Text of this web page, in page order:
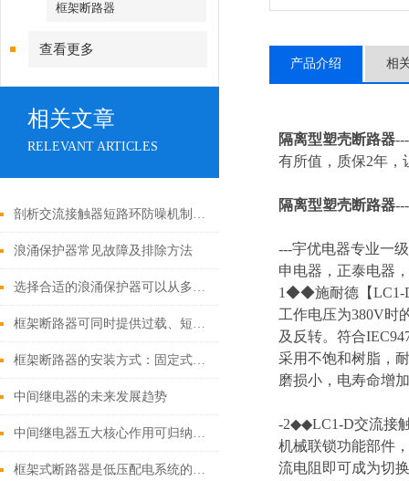
框架断路器
查看更多
相关文章
RELEVANT ARTICLES
剖析交流接触器短路环防噪机制与电气安全操作红线
浪涌保护器常见故障及排除方法
选择合适的浪涌保护器可以从多个角度探讨
框架断路器可同时提供过载、短路、漏电保护功能
框架断路器的安装方式：固定式，插入式，抽出式
中间继电器的未来发展趋势
中间继电器五大核心作用可归纳如下
框架式断路器是低压配电系统的核心保护设备
产品介绍 相
隔离型塑壳断路器
有所值，质保2年，
隔离型塑壳断路器---
---宇优电器专业一
申电器，正泰电器
1◆◆施耐德【LC1-
工作电压为380V时
及反转。符合
采用不饱和树脂，
磨损小，电寿命增
-2◆◆LC1-D交流接
机械联锁功能部件
流电阻即可成为切